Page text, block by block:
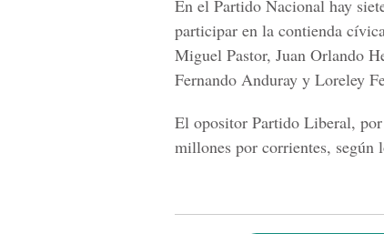
En el Partido Nacional hay
participar en la contienda
Miguel Pastor, Juan Orlando
Fernando Anduray y Loreley
El opositor Partido Liberal,
millones por corrientes, según